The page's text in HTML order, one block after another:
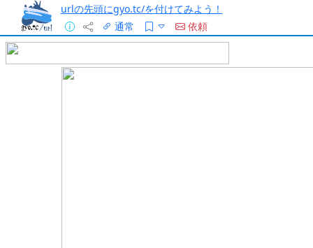
urlの先頭にgyo.tc/を付けてみよう！
通常
依頼